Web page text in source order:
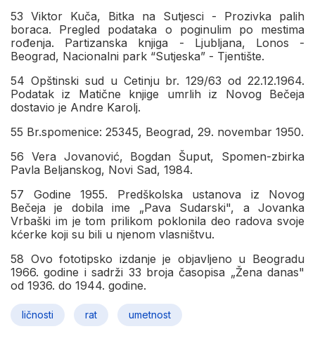
53 Viktor Kuča, Bitka na Sutjesci - Prozivka palih
boraca. Pregled podataka o poginulim po mestima
rođenja. Partizanska knjiga - Ljublјana, Lonos -
Beograd, Nacionalni park “Sutjeska” - Tjentište.
54 Opštinski sud u Cetinju br. 129/63 od 22.12.1964.
Podatak iz Matične knjige umrlih iz Novog Bečeja
dostavio je Andre Karolј.
55 Br.spomenice: 25345, Beograd, 29. novembar 1950.
56 Vera Jovanović, Bogdan Šuput, Spomen-zbirka
Pavla Belјanskog, Novi Sad, 1984.
57 Godine 1955. Predškolska ustanova iz Novog
Bečeja je dobila ime „Pava Sudarski", a Jovanka
Vrbaški im je tom prilikom poklonila deo radova svoje
kćerke koji su bili u njenom vlasništvu.
58 Ovo fototipsko izdanje je objavlјeno u Beogradu
1966. godine i sadrži 33 broja časopisa „Žena danas"
od 1936. do 1944. godine.
ličnosti rat umetnost